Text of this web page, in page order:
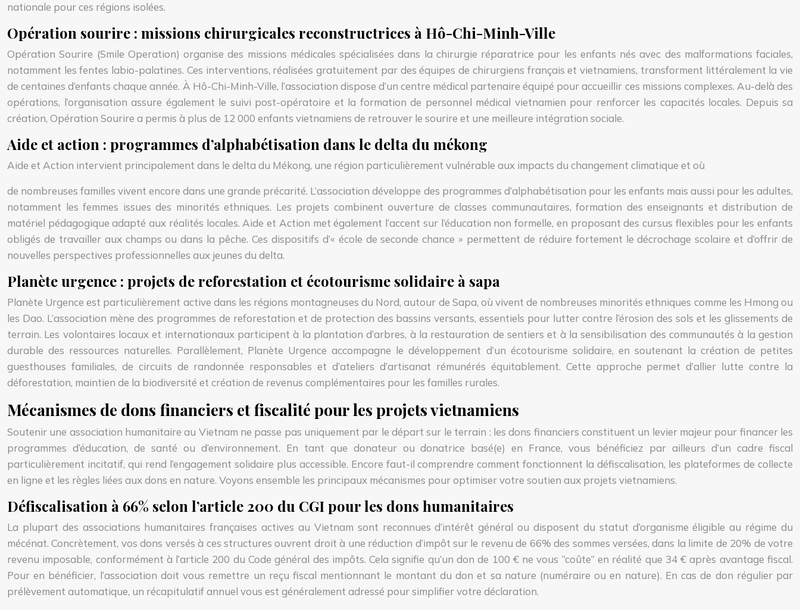
nationale pour ces régions isolées.
Opération sourire : missions chirurgicales reconstructrices à Hô-Chi-Minh-Ville
Opération Sourire (Smile Operation) organise des missions médicales spécialisées dans la chirurgie réparatrice pour les enfants nés avec des malformations faciales,
notamment les fentes labio-palatines. Ces interventions, réalisées gratuitement par des équipes de chirurgiens français et vietnamiens, transforment littéralement la vie
de centaines d’enfants chaque année. À Hô-Chi-Minh-Ville, l’association dispose d’un centre médical partenaire équipé pour accueillir ces missions complexes. Au-delà des
opérations, l’organisation assure également le suivi post-opératoire et la formation de personnel médical vietnamien pour renforcer les capacités locales. Depuis sa
création, Opération Sourire a permis à plus de 12 000 enfants vietnamiens de retrouver le sourire et une meilleure intégration sociale.
Aide et action : programmes d’alphabétisation dans le delta du mékong
Aide et Action intervient principalement dans le delta du Mékong, une région particulièrement vulnérable aux impacts du changement climatique et où
de nombreuses familles vivent encore dans une grande précarité. L’association développe des programmes d’alphabétisation pour les enfants mais aussi pour les adultes,
notamment les femmes issues des minorités ethniques. Les projets combinent ouverture de classes communautaires, formation des enseignants et distribution de
matériel pédagogique adapté aux réalités locales. Aide et Action met également l’accent sur l’éducation non formelle, en proposant des cursus flexibles pour les enfants
obligés de travailler aux champs ou dans la pêche. Ces dispositifs d’« école de seconde chance » permettent de réduire fortement le décrochage scolaire et d’offrir de
nouvelles perspectives professionnelles aux jeunes du delta.
Planète urgence : projets de reforestation et écotourisme solidaire à sapa
Planète Urgence est particulièrement active dans les régions montagneuses du Nord, autour de Sapa, où vivent de nombreuses minorités ethniques comme les Hmong ou
les Dao. L’association mène des programmes de reforestation et de protection des bassins versants, essentiels pour lutter contre l’érosion des sols et les glissements de
terrain. Les volontaires locaux et internationaux participent à la plantation d’arbres, à la restauration de sentiers et à la sensibilisation des communautés à la gestion
durable des ressources naturelles. Parallèlement, Planète Urgence accompagne le développement d’un écotourisme solidaire, en soutenant la création de petites
guesthouses familiales, de circuits de randonnée responsables et d’ateliers d’artisanat rémunérés équitablement. Cette approche permet d’allier lutte contre la
déforestation, maintien de la biodiversité et création de revenus complémentaires pour les familles rurales.
Mécanismes de dons financiers et fiscalité pour les projets vietnamiens
Soutenir une association humanitaire au Vietnam ne passe pas uniquement par le départ sur le terrain : les dons financiers constituent un levier majeur pour financer les
programmes d’éducation, de santé ou d’environnement. En tant que donateur ou donatrice basé(e) en France, vous bénéficiez par ailleurs d’un cadre fiscal
particulièrement incitatif, qui rend l’engagement solidaire plus accessible. Encore faut-il comprendre comment fonctionnent la défiscalisation, les plateformes de collecte
en ligne et les règles liées aux dons en nature. Voyons ensemble les principaux mécanismes pour optimiser votre soutien aux projets vietnamiens.
Défiscalisation à 66% selon l’article 200 du CGI pour les dons humanitaires
La plupart des associations humanitaires françaises actives au Vietnam sont reconnues d’intérêt général ou disposent du statut d’organisme éligible au régime du
mécénat. Concrètement, vos dons versés à ces structures ouvrent droit à une réduction d’impôt sur le revenu de 66% des sommes versées, dans la limite de 20% de votre
revenu imposable, conformément à l’article 200 du Code général des impôts. Cela signifie qu’un don de 100 € ne vous “coûte” en réalité que 34 € après avantage fiscal.
Pour en bénéficier, l’association doit vous remettre un reçu fiscal mentionnant le montant du don et sa nature (numéraire ou en nature). En cas de don régulier par
prélèvement automatique, un récapitulatif annuel vous est généralement adressé pour simplifier votre déclaration.